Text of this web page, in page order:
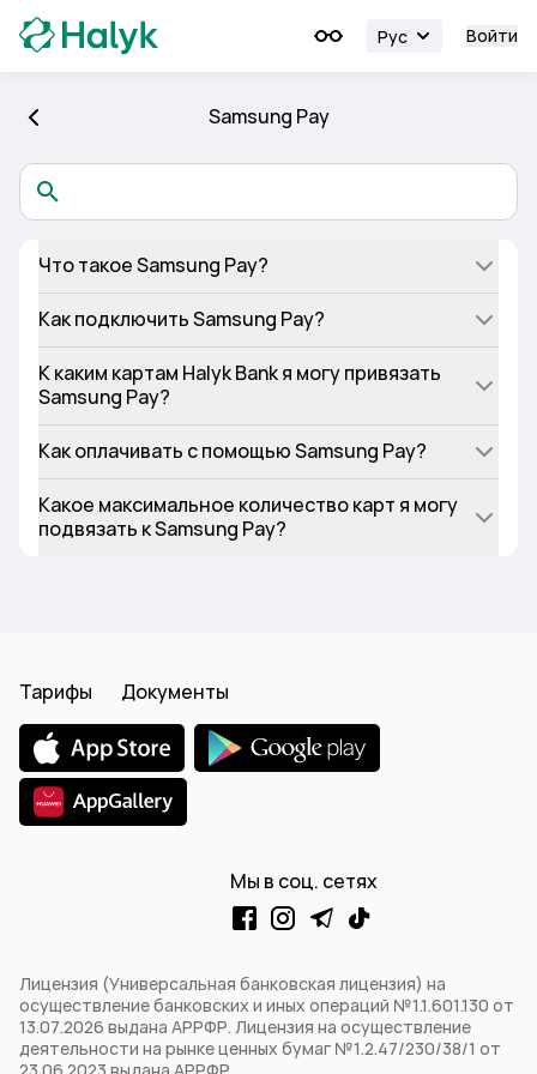
Рус Войти
Samsung Pay
Что такое Samsung Pay?
Как подключить Samsung Pay?
К каким картам Halyk Bank я могу привязать
Samsung Pay?
Как оплачивать с помощью Samsung Pay?
Какое максимальное количество карт я могу
подвязать к Samsung Pay?
Лицензия (Универсальная банковская лицензия) на
осуществление банковских и иных операций №1.1.601.130 от
13.07.2026 выдана АРРФР. Лицензия на осуществление
деятельности на рынке ценных бумаг №1.2.47/230/38/1 от
Тарифы Документы
Мы в соц. сетях